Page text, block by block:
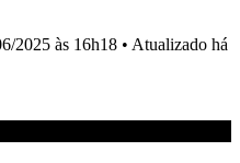
2025 às 16h18 • Atualizado há